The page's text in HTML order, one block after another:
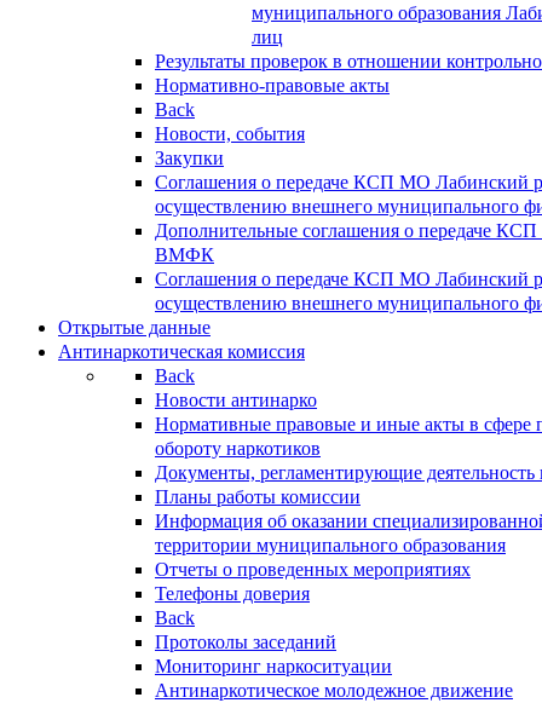
муниципального образования
лиц
Результаты проверок в отношении
Нормативно-правовые акты
Back
Новости, события
Закупки
Соглашения о передаче КСП МО Лабинский
осуществлению внешнего муниципального
Дополнительные соглашения о передаче
ВМФК
Соглашения о передаче КСП МО Лабинский
осуществлению внешнего муниципального
Открытые данные
Антинаркотическая комиссия
Back
Новости антинарко
Нормативные правовые и иные акты в сфере
обороту наркотиков
Документы, регламентирующие деятельность
Планы работы комиссии
Информация об оказании
территории муниципального образования
Отчеты о проведенных мероприятиях
Телефоны доверия
Back
Протоколы заседаний
Мониторинг наркоситуации
Антинаркотическое молодежное движение